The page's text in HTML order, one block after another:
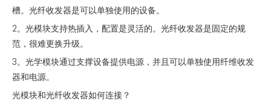
槽。光纤收发器是可以单独使用的设备。
2。光模块支持热插入，配置是灵活的。光纤收发器是固定的规
范，很难更换升级。
3。光学模块通过支撑设备提供电源，并且可以单独使用纤维收发
器和电源。
光模块和光纤收发器如何连接？